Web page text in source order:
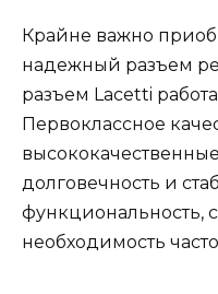
Крайне важно
надежный разъем
разъем Lacetti
Первоклассное
долговечность и
функциональность,
необходимость